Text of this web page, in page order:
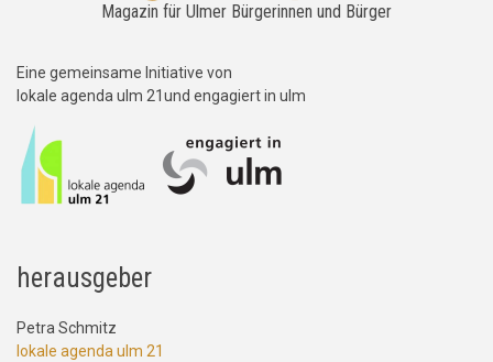
Magazin für Ulmer Bürgerinnen und Bürger
Eine gemeinsame Initiative von
lokale agenda ulm 21und engagiert in ulm
herausgeber
Petra Schmitz
lokale agenda ulm 21